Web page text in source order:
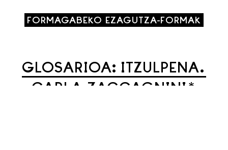
FORMAGABEKO EZAGUTZA-FORMAK
GLOSARIOA: ITZULPENA.
CARLA ZACCAGNINI*